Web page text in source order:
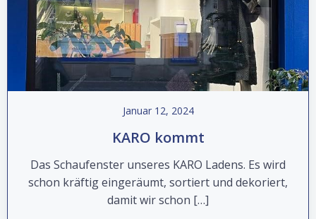
Januar 12, 2024
KARO kommt
Das Schaufenster unseres KARO Ladens. Es wird
schon kräftig eingeräumt, sortiert und dekoriert,
damit wir schon […]